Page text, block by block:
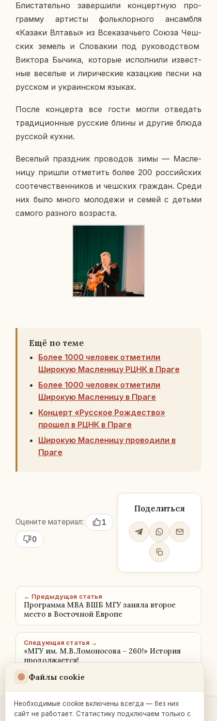
Бли­ста­тель­но за­вер­ши­ли кон­церт­ную про­
грам­му ар­ти­сты фольк­лор­но­го ан­сам­бля
«Казаки Влтавы» из Все­ка­за­чье­го Союза Чеш­
ских земель и Сло­ва­кии под ру­ко­вод­ством
Вик­то­ра Бычика, ко­то­рые ис­пол­ни­ли из­вест­
ные ве­се­лые и ли­ри­че­ские ка­зац­кие песни на
рус­ском и укра­ин­ском языках.
После кон­цер­та все гости могли от­ве­дать
тра­ди­ци­он­ные рус­ские блины и другие блюда
рус­ской кухни.
Ве­се­лый празд­ник про­во­дов зимы — Мас­ле­
ни­цу пришли от­ме­тить более 200 рос­сий­ских
со­оте­че­ствен­ни­ков и чеш­ских граж­дан. Среди
них было много мо­ло­де­жи и семей с детьми
самого раз­но­го воз­рас­та.
Ещё по теме
Более 1000 человек отметили
Широкую Масленицу РЦНК в Праге
Более 1000 человек отметили
Широкую Масленицу в Праге
Концерт «Русское Рождество»
прошел в РЦНК в Праге
Широкую Масленицу проводили в
Праге
Оцените материал:
1
0
Поделиться
← Предыдущая статья
Программа МВА ВШБ МГУ заняла второе
место в Восточной Европе
Следующая статья →
«МГУ им. М.В.Ломоносова – 260!» История
продолжается!
Контакты и связь →
Файлы cookie
Необходимые cookie включены всегда — без них
сайт не работает. Статистику подключаем только с